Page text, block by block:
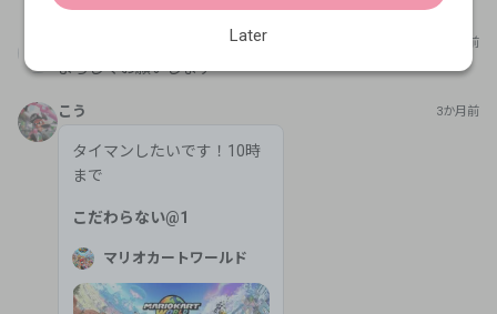
4か月前
よろしくお願いします
こう 3か月前
タイマンしたいです！10時
まで
こだわらない@1
マリオカートワールド
Later